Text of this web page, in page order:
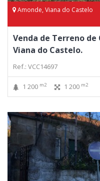
Amonde, Viana do Castelo
Venda de Terreno
Viana do Castelo.
Ref.: VCC14697
1 200 m2 1 200 m2